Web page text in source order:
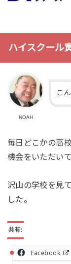
ハイスクール
NOAH
こ
毎日どこかの高
機会をいただいて
沢山の学校を見
した。
共有:
Facebook